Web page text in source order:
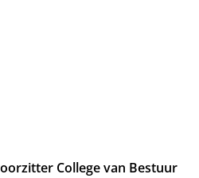
College van Bestuur